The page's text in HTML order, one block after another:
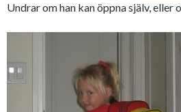
Undrar om han kan öppna själv, eller